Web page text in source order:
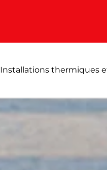
Installations thermiques